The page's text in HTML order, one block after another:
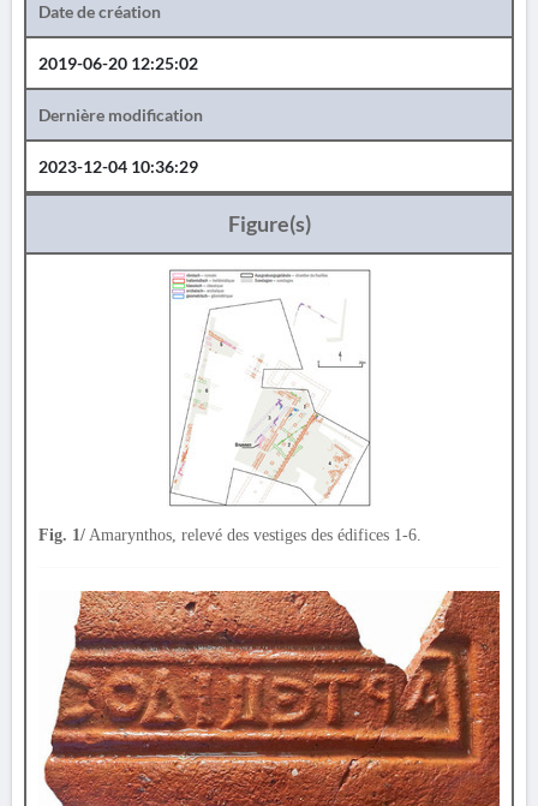
Date de création
2019-06-20 12:25:02
Dernière modification
2023-12-04 10:36:29
Figure(s)
Fig. 1/ Amarynthos, relevé des vestiges des édifices 1-6.